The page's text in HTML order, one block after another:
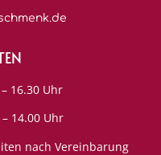
16.30 Uhr
Uhr
nach Vereinbarung